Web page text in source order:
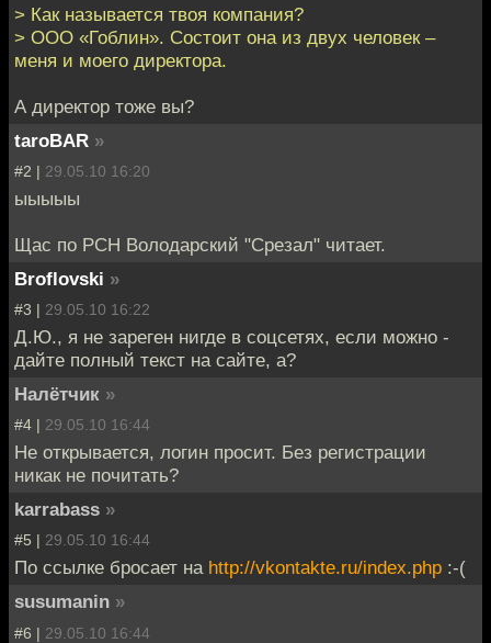
> Как называется твоя компания?
> ООО «Гоблин». Состоит она из двух человек –
меня и моего директора.
А директор тоже вы?
taroBAR »
#2 | 29.05.10 16:20
ыыыыы
Щас по РСН Володарский "Срезал" читает.
Broflovski »
#3 | 29.05.10 16:22
Д.Ю., я не зареген нигде в соцсетях, если можно -
дайте полный текст на сайте, а?
Налётчик »
#4 | 29.05.10 16:44
Не открывается, логин просит. Без регистрации
никак не почитать?
karrabass »
#5 | 29.05.10 16:44
По ссылке бросает на http://vkontakte.ru/index.php :-(
susumanin »
#6 | 29.05.10 16:44